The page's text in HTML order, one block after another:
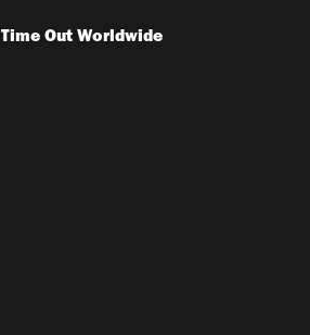
Time Out Worldwide